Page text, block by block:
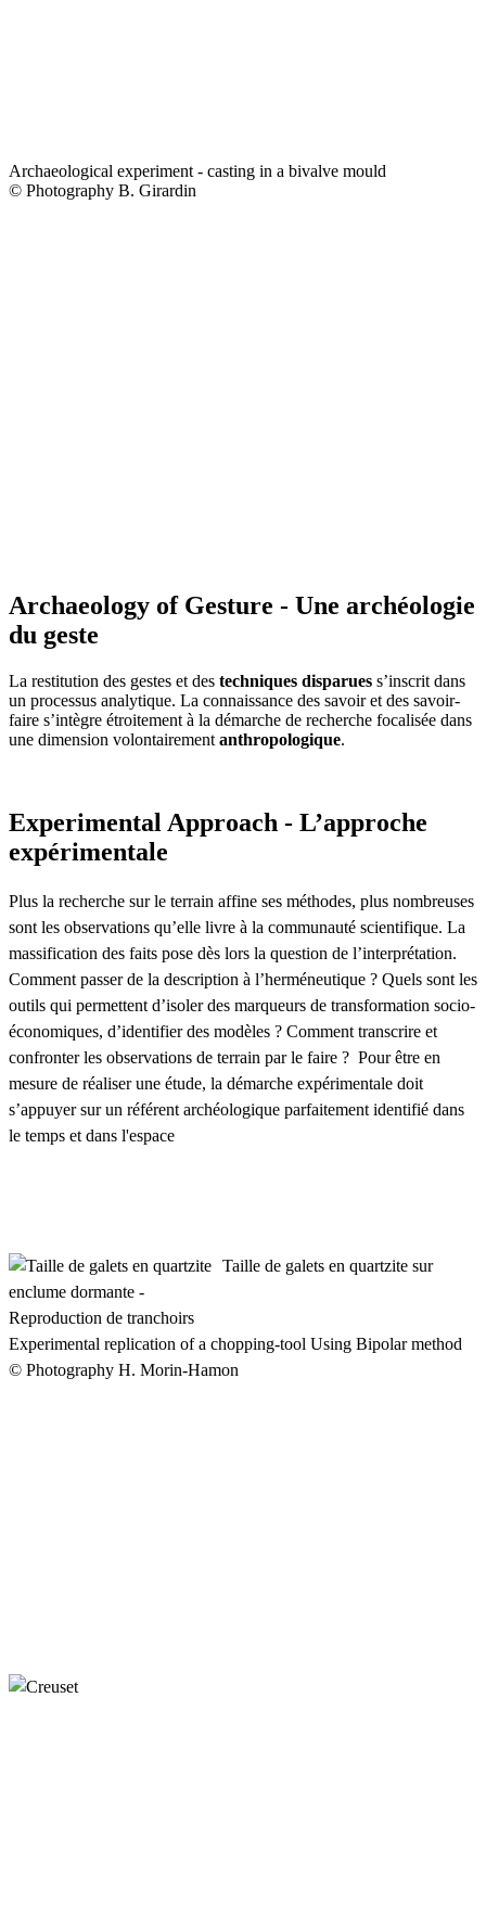
Archaeological experiment - casting in a bivalve mould
© Photography B. Girardin
Archaeology of Gesture - Une archéologie
du geste
La restitution des gestes et des techniques disparues s’inscrit dans
un processus analytique. La connaissance des savoir et des savoir-
faire s’intègre étroitement à la démarche de recherche focalisée dans
une dimension volontairement anthropologique.
Experimental Approach - L’approche
expérimentale
Plus la recherche sur le terrain affine ses méthodes, plus nombreuses
sont les observations qu’elle livre à la communauté scientifique. La
massification des faits pose dès lors la question de l’interprétation.
Comment passer de la description à l’herméneutique ? Quels sont les
outils qui permettent d’isoler des marqueurs de transformation socio-
économiques, d’identifier des modèles ? Comment transcrire et
confronter les observations de terrain par le faire ? Pour être en
mesure de réaliser une étude, la démarche expérimentale doit
s’appuyer sur un référent archéologique parfaitement identifié dans
le temps et dans l'espace
Taille de galets en quartzite sur
enclume dormante -
Reproduction de tranchoirs
Experimental replication of a chopping-tool Using Bipolar method
© Photography H. Morin-Hamon